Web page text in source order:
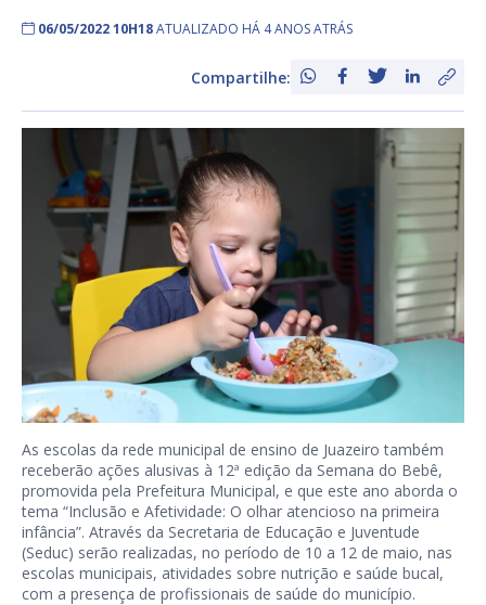
06/05/2022 10H18ATUALIZADO HÁ 4 ANOS ATRÁS
Compartilhe:
As escolas da rede municipal de ensino de Juazeiro também
receberão ações alusivas à 12ª edição da Semana do Bebê,
promovida pela Prefeitura Municipal, e que este ano aborda o
tema “Inclusão e Afetividade: O olhar atencioso na primeira
infância”. Através da Secretaria de Educação e Juventude
(Seduc) serão realizadas, no período de 10 a 12 de maio, nas
escolas municipais, atividades sobre nutrição e saúde bucal,
com a presença de profissionais de saúde do município.